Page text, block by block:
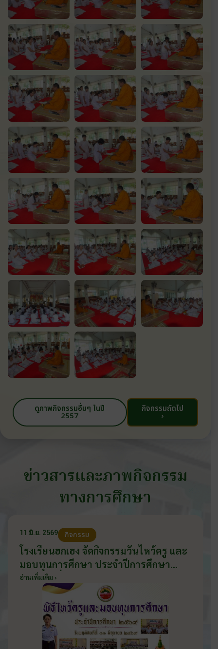
ดูภาพกิจกรรมอื่นๆ ในปี
2557
กิจกรรมถัดไป
›
ข่าวสารและภาพกิจกรรม
ทางการศึกษา
11 มิ.ย. 2569 กิจกรรม
โรงเรียนฮกเฮง จัดกิจกรรมวันไหว้ครู และ
มอบทุนการศึกษา ประจำปีการศึกษา
2569 วันที่ 11 มิถุนายน 2569
อ่านเพิ่มเติม ›